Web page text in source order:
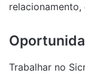
Trabalhar no